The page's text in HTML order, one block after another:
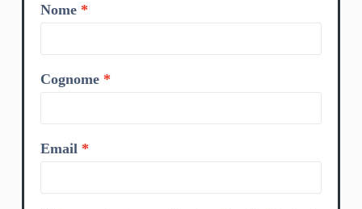
Nome
Cognome
Email